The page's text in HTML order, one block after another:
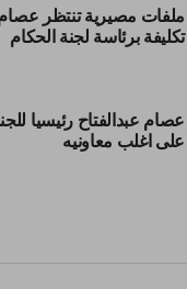
ملفات مصيرية تنتظر عصام
تكليفة برئاسة لجنة الحكام
عصام عبدالفتاح رئيسيا
على اغلب معاونيه